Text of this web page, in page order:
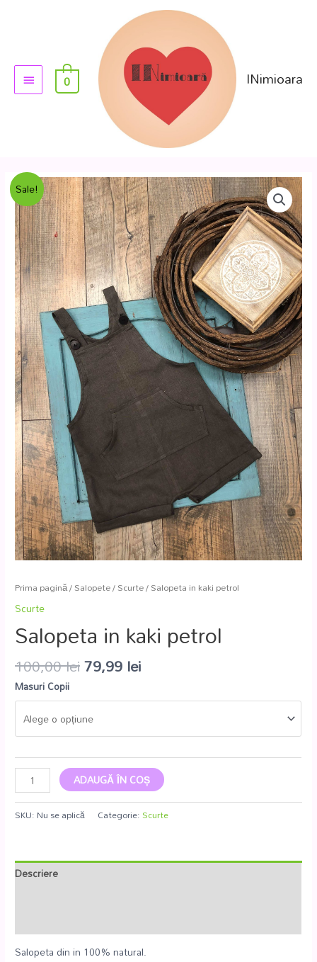
INimioara
0
Sale!
Prima pagină/Salopete/Scurte/ Salopeta in kaki petrol
Scurte
Salopeta in kaki petrol
100,00lei79,99 lei
Masuri Copii
ADAUGĂ ÎN COȘ
SKU: Nu se aplică Categorie:Scurte
Descriere
Salopeta din in 100% natural.